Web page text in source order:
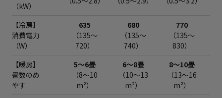
（kW）
【冷房】
消費電力
（W）
635
（135～
720）
680
（135～
740）
770
（135～
830）
【暖房】
畳数のめ
やす
5～6畳
（8～10
m²）
6～8畳
（10～13
m²）
8～10畳
（13～16
m²）